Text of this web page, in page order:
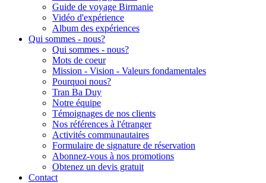
Guide de voyage Birmanie
Vidéo d'expérience
Album des expériences
Qui sommes - nous?
Qui sommes - nous?
Mots de coeur
Mission - Vision - Valeurs fondamentales
Pourquoi nous?
Tran Ba Duy
Notre équipe
Témoignages de nos clients
Nos références à l'étranger
Activités communautaires
Formulaire de signature de réservation
Abonnez-vous à nos promotions
Obtenez un devis gratuit
Contact